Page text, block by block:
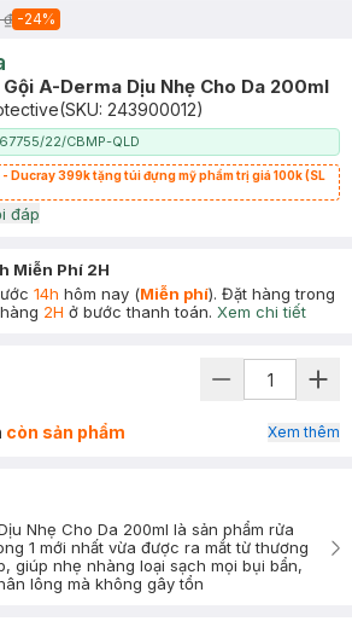
₫ -24%
A-Derma Dịu Nhẹ Cho Da 200ml
(SKU: 243900012)
22/CBMP-QLD
Ducray 399k tặng túi đựng mỹ phẩm trị giá 100k (SL
đáp
Miễn Phí 2H
14h hôm nay (Miễn phí). Đặt hàng trong
2H ở bước thanh toán. Xem chi tiết
còn sản phẩm Xem thêm
Nhẹ Cho Da 200ml là sản phẩm rửa
1 mới nhất vừa được ra mắt từ thương
giúp nhẹ nhàng loại sạch mọi bụi bẩn,
lông mà không gây tổn